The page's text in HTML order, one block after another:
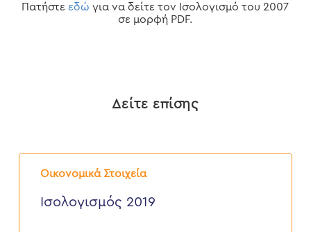
Πατήστε εδώ για να δείτε τον Ισολογισμό του 2007
σε μορφή PDF.
Δείτε επίσης
Οικονομικά Στοιχεία
Ισολογισμός
2019
Ισολογισμός 2019